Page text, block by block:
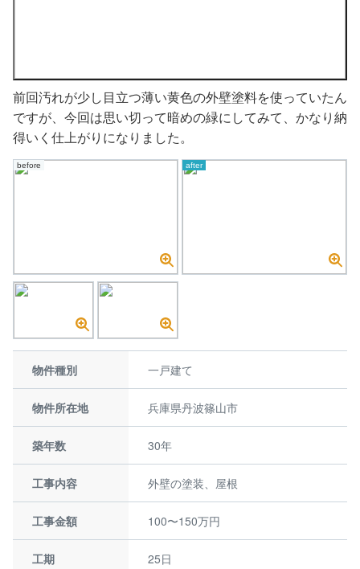
前回汚れが少し目立つ薄い黄色の外壁塗料を使っていたん
ですが、今回は思い切って暗めの緑にしてみて、かなり納
得いく仕上がりになりました。
before after
物件種別 一戸建て
物件所在地 兵庫県丹波篠山市
築年数 30年
工事内容 外壁の塗装、屋根
工事金額 100〜150万円
工期 25日